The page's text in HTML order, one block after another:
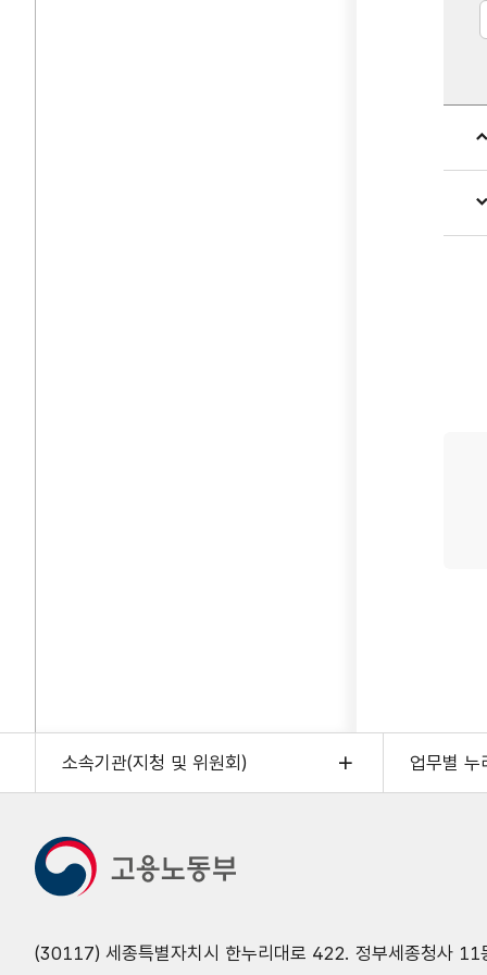
소속기관(지청 및 위원회) 업무별 누
(30117) 세종특별자치시 한누리대로 422. 정부세종청사 11